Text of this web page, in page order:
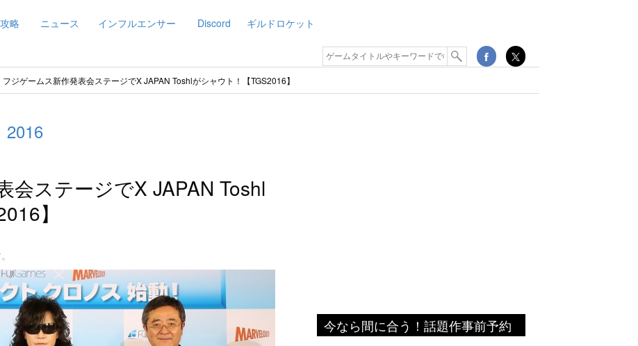
攻略 ニュース インフルエンサー Discord ギルドロケット
フジゲームス新作発表会ステージでX JAPAN Toshlがシャウト！【TGS2016】
2016
会ステージでX JAPAN Toshl
】
今なら間に合う！話題作事前予約